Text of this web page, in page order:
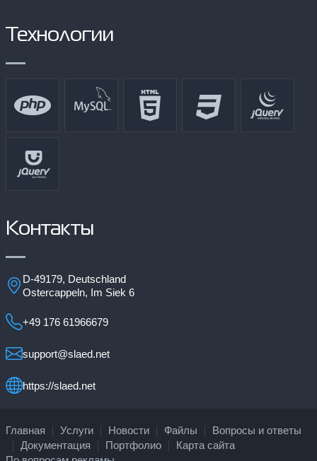
Технологии
Контакты
D-49179, Deutschland
Ostercappeln, Im Siek 6
+49 176 61966679
support@slaed.net
https://slaed.net
Главная Услуги Новости Файлы
Вопросы и ответы
Документация
Портфолио
Карта сайта